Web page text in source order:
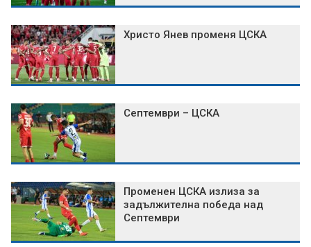
Христо Янев променя ЦСКА
Септември – ЦСКА
Променен ЦСКА излиза за
задължителна победа над
Септември